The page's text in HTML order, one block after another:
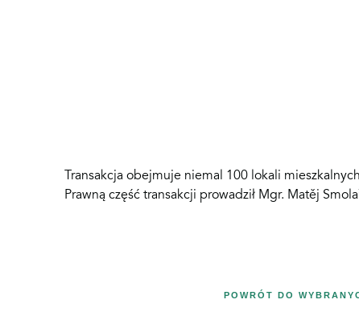
Transakcja obejmuje niemal 100 lokali
Prawną część transakcji prowadził Mgr. Matěj
POWRÓT DO